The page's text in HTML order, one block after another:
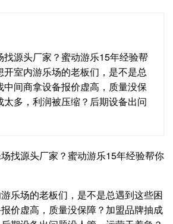
找源头厂家？蜜动游乐15年经验帮
室内游乐场的老板们，是不是总
中间商拿设备报价虚高，质量没保
多，利润被压缩？后期设备出问
找源头厂家？蜜动游乐15年经验帮你
乐场的老板们，是不是总遇到这些困
价虚高，质量没保障？加盟品牌抽成